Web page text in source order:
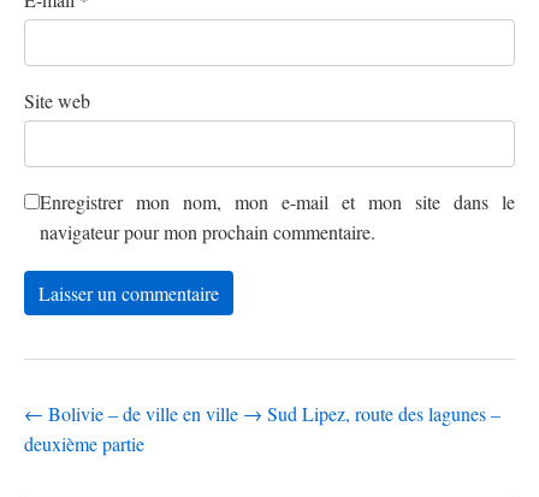
Site web
Enregistrer mon nom, mon e-mail et mon site dans le
navigateur pour mon prochain commentaire.
← Bolivie – de ville en ville → Sud Lipez, route des lagunes –
deuxième partie